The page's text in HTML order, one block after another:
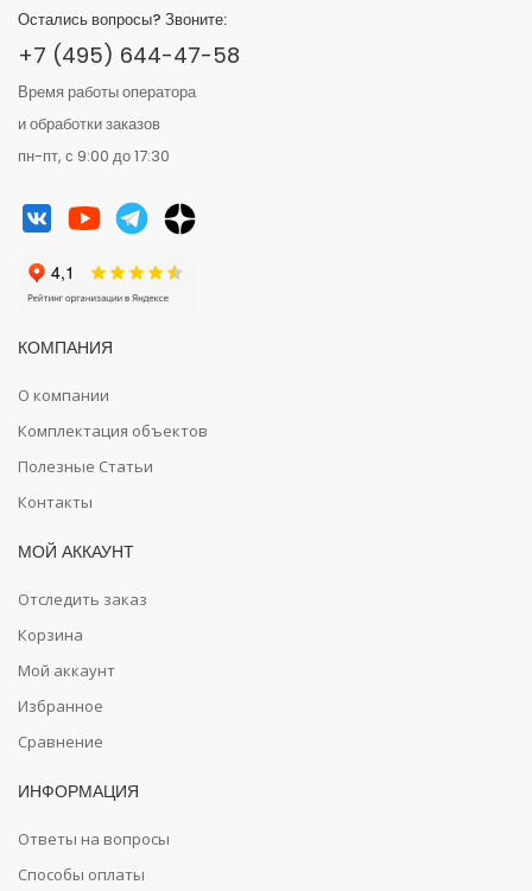
Остались вопросы? Звоните:
+7 (495) 644-47-58
Время работы оператора
и обработки заказов
пн-пт, с 9:00 до 17:30
КОМПАНИЯ
О компании
Комплектация объектов
Полезные Статьи
Контакты
МОЙ АККАУНТ
Отследить заказ
Корзина
Мой аккаунт
Избранное
Сравнение
ИНФОРМАЦИЯ
Ответы на вопросы
Способы оплаты